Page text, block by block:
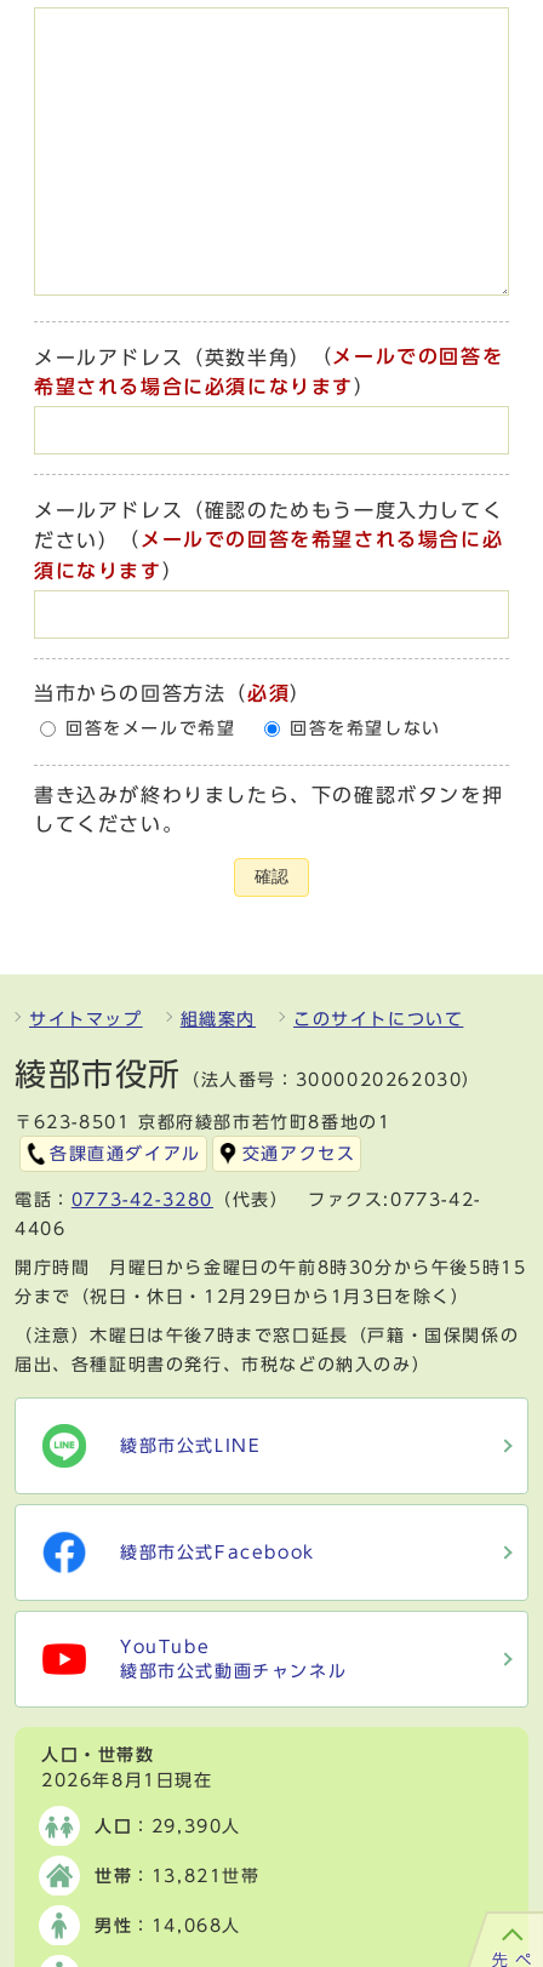
メールアドレス（英数半角） （ メールでの回答を
希望される場合に必須になります ）
メールアドレス（確認のためもう一度入力してく
ださい）
（ メールでの回答を希望される場合に必
須になります ）
当市からの回答方法 （必須）
回答をメールで希望 回答を希望しない
書き込みが終わりましたら、下の確認ボタンを押
してください。
確認
サイトマップ 組織案内 このサイトについて
綾部市役所 （法人番号：3000020262030）
〒623-8501 京都府綾部市若竹町8番地の1
各課直通ダイアル
交通アクセス
電話： 0773-42-3280
（代表） ファクス:0773-42-
4406
開庁時間 月曜日から金曜日の午前8時30分から午後5時15
分まで（祝日・休日・12月29日から1月3日を除く）
（注意）木曜日は午後7時まで窓口延長（戸籍・国保関係の
届出、各種証明書の発行、市税などの納入のみ）
綾部市公式LINE
綾部市公式Facebook
YouTube
綾部市公式動画チャンネル
人口・世帯数
2026年8月1日現在
人口 ：29,390人
世帯 ：13,821世帯
男性 ：14,068人